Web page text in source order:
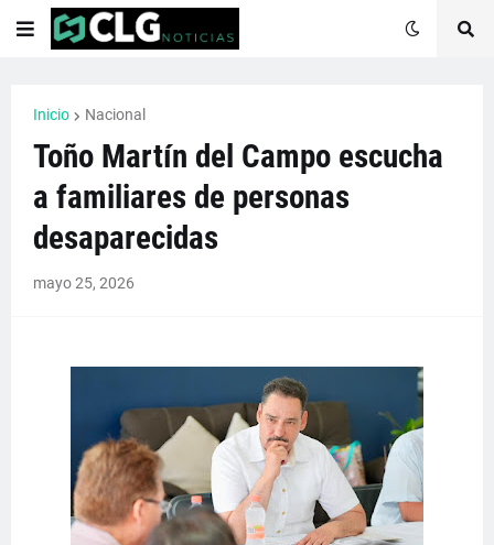
Inicio Nacional
Toño Martín del Campo escucha
a familiares de personas
desaparecidas
mayo 25, 2026